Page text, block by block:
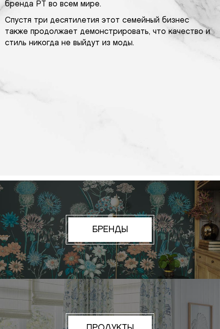
бренда PT во всем мире.
Спустя три десятилетия этот семейный бизнес
также продолжает демонстрировать, что качество и
стиль никогда не выйдут из моды.
БРЕНДЫ